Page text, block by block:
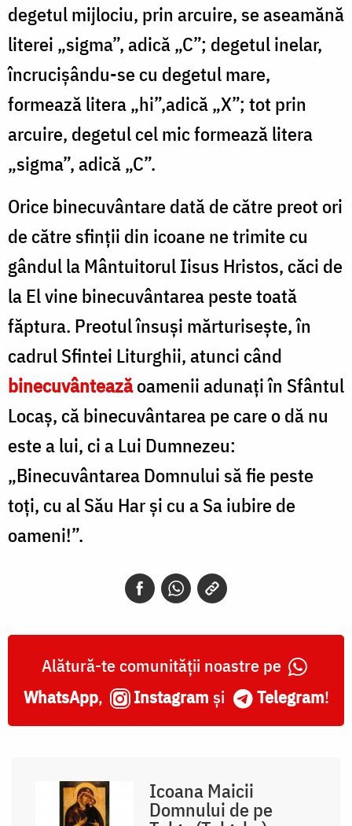
degetul mijlociu, prin arcuire, se aseamănă
literei „sigma”, adică „C”; degetul inelar,
încrucișându-se cu degetul mare,
formează litera „hi”,adică „X”; tot prin
arcuire, degetul cel mic formează litera
„sigma”, adică „C”.
Orice binecuvântare dată de către preot ori
de către sfinții din icoane ne trimite cu
gândul la Mântuitorul Iisus Hristos, căci de
la El vine binecuvântarea peste toată
făptura. Preotul însuși mărturisește, în
cadrul Sfintei Liturghii, atunci când
binecuvânteazăoamenii adunați în Sfântul
Locaș, că binecuvântarea pe care o dă nu
este a lui, ci a Lui Dumnezeu:
„Binecuvântarea Domnului să fie peste
toți, cu al Său Har și cu a Sa iubire de
oameni!”.
Alătură-te comunității noastre pe
WhatsApp, Instagram și Telegram!
Icoana Maicii
Domnului de pe